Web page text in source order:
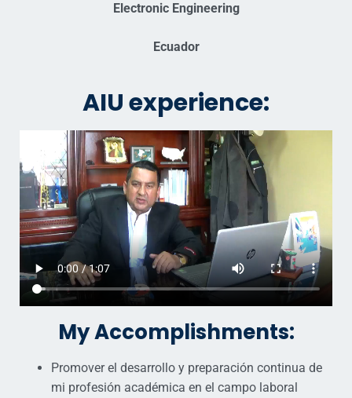
Electronic Engineering
Ecuador
AIU experience:
My Accomplishments:
Promover el desarrollo y preparación continua de
mi profesión académica en el campo laboral